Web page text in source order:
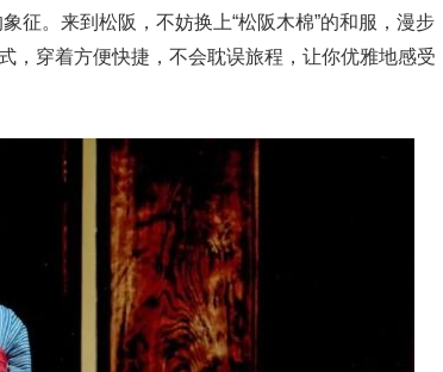
征。来到松阪，不妨换上“松阪木棉”的和服，漫步
，穿着方便快捷，不会耽误旅程，让你优雅地感受